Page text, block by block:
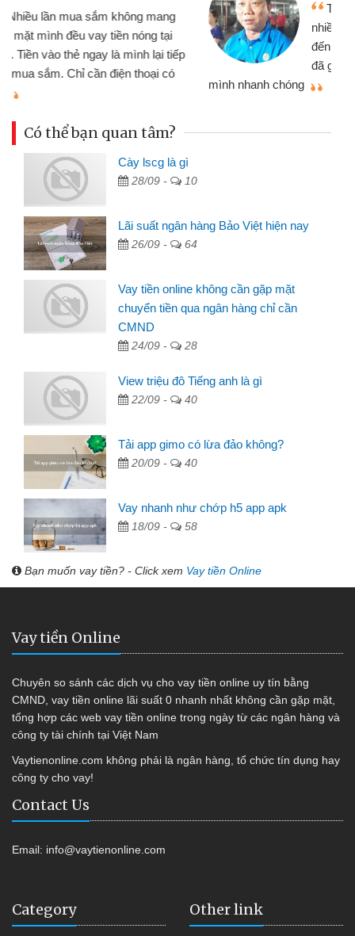
Tôi kinh doanh buôn bán nhỏ lẻ
nhiều lúc cần vốn nhập hàng, nhờ biết
đến website qua bạn bè giới thiệu tôi
đã giải quyết được công việc của
Có thể bạn quan tâm?
Cày lscg là gì
28/09 - 10
Lãi suất ngân hàng Bảo Việt hiện nay
26/09 - 64
Vay tiền online không cần gặp mặt
chuyển tiền qua ngân hàng chỉ cần
CMND
24/09 - 28
View triệu đô Tiếng anh là gì
22/09 - 40
Tải app gimo có lừa đảo không?
20/09 - 40
Vay nhanh như chớp h5 app apk
18/09 - 58
Bạn muốn vay tiền? - Click xem Vay tiền Online
Vay tiền Online
Chuyên so sánh các dịch vụ cho vay tiền online uy tín bằng
CMND, vay tiền online lãi suất 0 nhanh nhất không cần gặp mặt,
tổng hợp các web vay tiền online trong ngày từ các ngân hàng và
công ty tài chính tại Việt Nam
Vaytienonline.com không phải là ngân hàng, tổ chức tín dụng hay
công ty cho vay!
Contact Us
Email: info@vaytienonline.com
Category Other link